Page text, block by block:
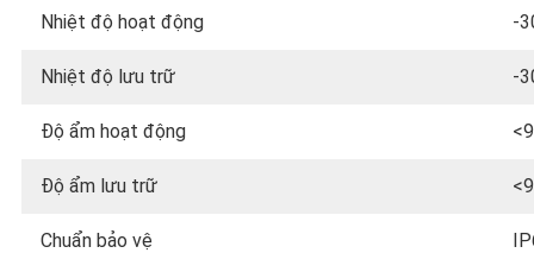
Nhiệt độ hoạt động -
Nhiệt độ lưu trữ -
Độ ẩm hoạt động
Độ ẩm lưu trữ
Chuẩn bảo vệ